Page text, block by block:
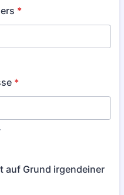
*
*
auf Grund irgendeiner